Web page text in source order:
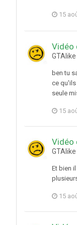
15
Vidéo
ben tu
ce
seule
15
Vidéo
Et bien
15